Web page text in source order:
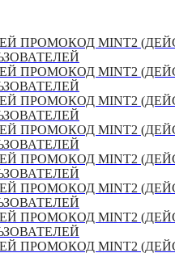
ПРОМОКОД MINT2
ПРОМОКОД MINT2
ПРОМОКОД MINT2
ПРОМОКОД MINT2
ПРОМОКОД MINT2
ПРОМОКОД MINT2
ПРОМОКОД MINT2
ПРОМОКОД MINT2